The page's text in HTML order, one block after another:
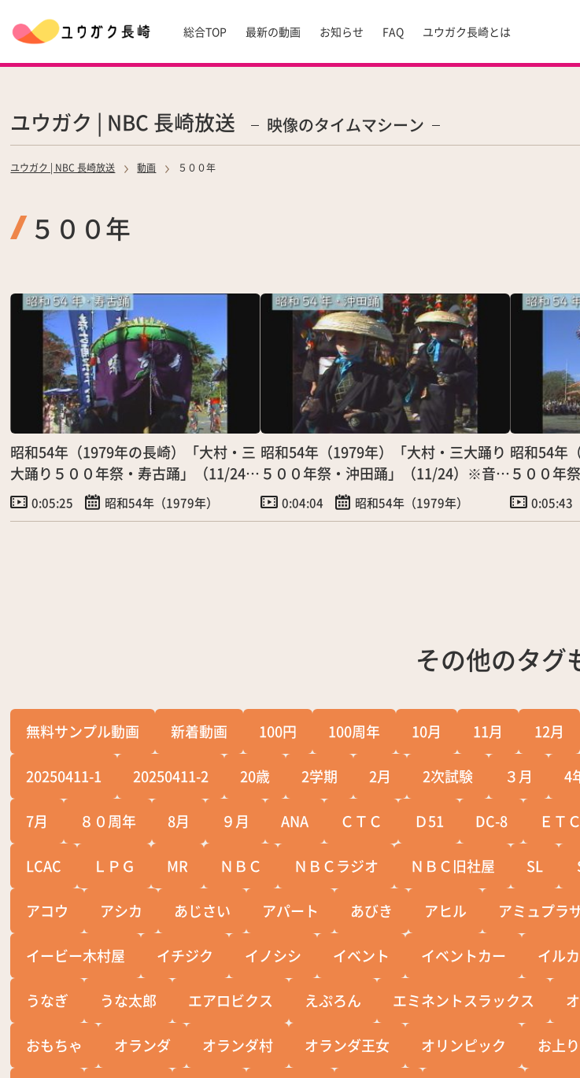
総合TOP 最新の動画 お知らせ FAQ ユウガク長崎とは
ユウガク | NBC 長崎放送 映像のタイムマシーン
ユウガク | NBC 長崎放送 動画 ５００年
５００年
昭和54年（1979年の長崎）「大村・三
大踊り５００年祭・寿古踊」（11/24）
※音声あり
0:05:25 昭和54年（1979年）
昭和54年（1979年）「大村・三大踊り
５００年祭・沖田踊」（11/24）※音声
あり0:04:04 昭和54年（1979年）
昭和54年
５００年
あり0:05:43
その他のタグ
無料サンプル動画 新着動画 100円 100周年 10月 11月 12月
20250411-1 20250411-2 20歳 2学期 2月 2次試験 ３月 4
7月 ８０周年 8月 ９月 ANA ＣＴＣ Ｄ51 DC-8 ＥＴＣ
LCAC ＬＰＧ MR ＮＢＣ ＮＢＣラジオ ＮＢＣ旧社屋 SL
アコウ アシカ あじさい アパート あびき アヒル アミュプラ
イービー木村屋 イチジク イノシシ イベント イベントカー イルカ
うなぎ うな太郎 エアロビクス えぷろん エミネントスラックス
おもちゃ オランダ オランダ村 オランダ王女 オリンピック お上り